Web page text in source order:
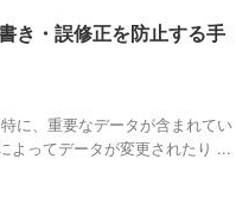
き・誤修正を防止する手
に、重要なデータが含まれてい
よってデータが変更されたり ...